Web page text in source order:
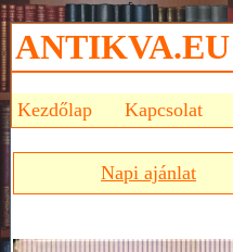
ANTIKVA.EU
Kezdőlap Kapcsolat
Napi ajánlat